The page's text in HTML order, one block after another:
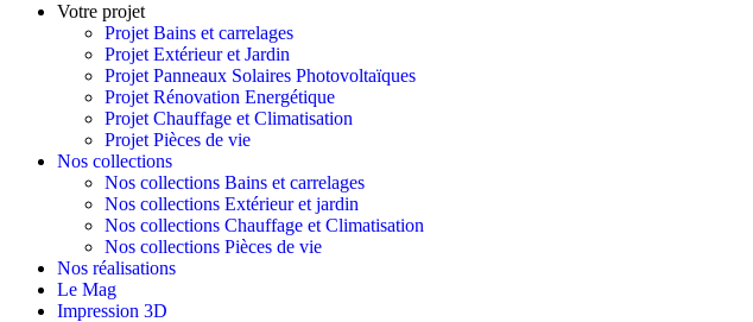
Votre projet
Projet Bains et carrelages
Projet Extérieur et Jardin
Projet Panneaux Solaires Photovoltaïques
Projet Rénovation Energétique
Projet Chauffage et Climatisation
Projet Pièces de vie
Nos collections
Nos collections Bains et carrelages
Nos collections Extérieur et jardin
Nos collections Chauffage et Climatisation
Nos collections Pièces de vie
Nos réalisations
Le Mag
Impression 3D